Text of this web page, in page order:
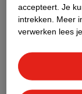
massage is dat
beurse gevoel
massage.
Een
Het masseren
accepteert. Je
intrekken.
Meer
verwerken lees